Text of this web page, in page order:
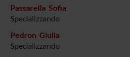
Passarella Sofia
Specializzando
Pedron Giulia
Specializzando